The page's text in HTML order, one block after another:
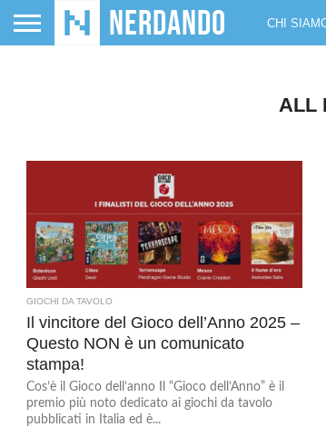
CHI
ALL
GIOCHI DA TAVOLO
Il vincitore del Gioco dell’Anno 2025 –
Questo NON è un comunicato
stampa!
Cos’è il Gioco dell’anno Il “Gioco dell’Anno” è il
premio più noto dedicato ai giochi da tavolo
pubblicati in Italia ed è...